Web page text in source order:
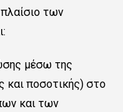
των
μέσω της
και ποσοτικής) στο
και των